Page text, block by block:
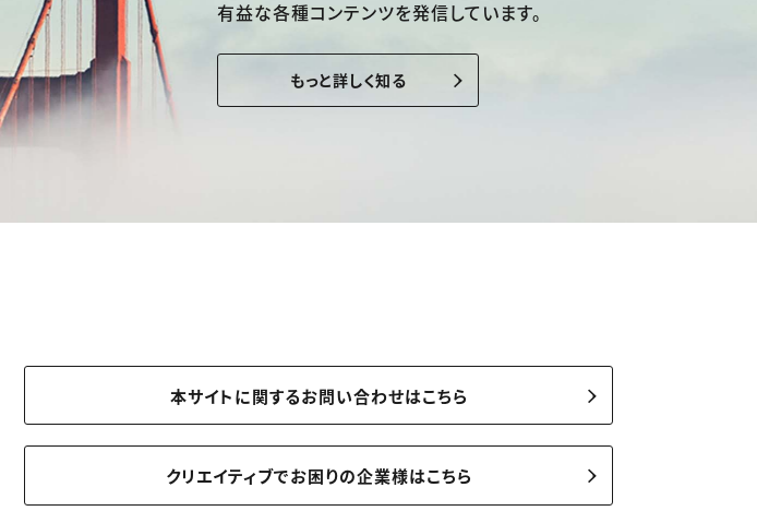
有益な各種コンテンツを発信しています。
もっと詳しく知る
本サイトに関するお問い合わせはこちら
クリエイティブでお困りの企業様はこちら